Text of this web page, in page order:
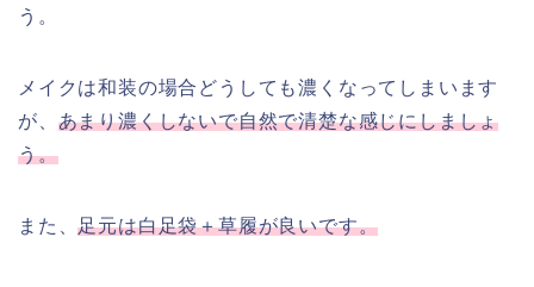
う。
メイクは和装の場合どうしても濃くなってしまいます
が、 あまり濃くしないで自然で清楚な感じにしましょ
う。
また、足元は白足袋＋草履が良いです。